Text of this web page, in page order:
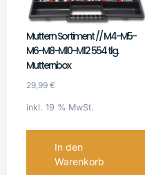
Muttern Sortiment // M4-M5-
M6-M8-M10-M12 554 tlg.
Mutternbox
29,99 €
inkl. 19 % MwSt.
In den
Warenkorb